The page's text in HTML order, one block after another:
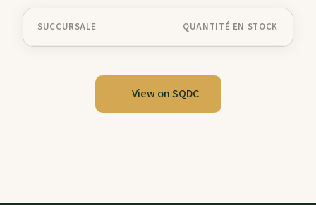
SUCCURSALE QUANTITÉ EN STOCK
View on SQDC